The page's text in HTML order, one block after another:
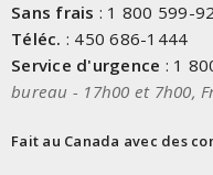
Sans frais : 1 800 599-
Téléc. : 450 686-1444
Service d'urgence : 1
bureau - 17h00 et 7h00,
Fait au Canada avec des